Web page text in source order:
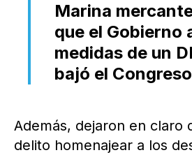
Marina
que el Gobierno
medidas de un
bajó el Congreso
Además, dejaron en claro
delito homenajear a los